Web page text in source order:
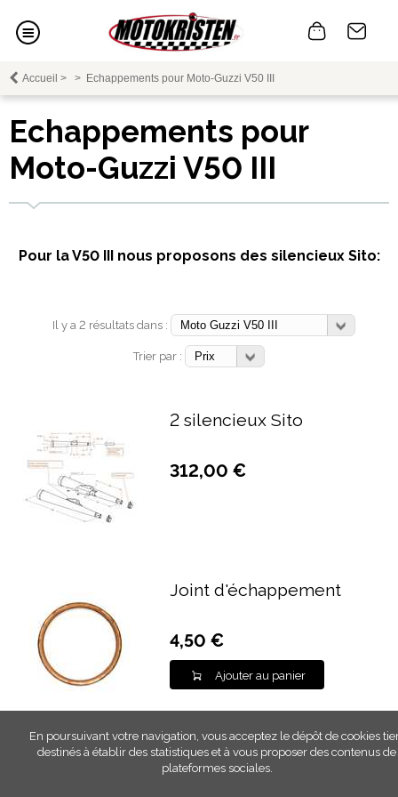
Accueil > > Echappements pour Moto-Guzzi V50 III
Echappements pour
Moto-Guzzi V50 III
Pour la V50 III nous proposons des silencieux Sito:
Il y a 2 résultats dans :
Trier par :
2 silencieux Sito
312,00 €
Joint d'échappement
4,50 €
Ajouter au panier
En poursuivant votre navigation, vous acceptez le dépôt de cookies
destinés à établir des statistiques et à vous proposer des contenus de
plateformes sociales.